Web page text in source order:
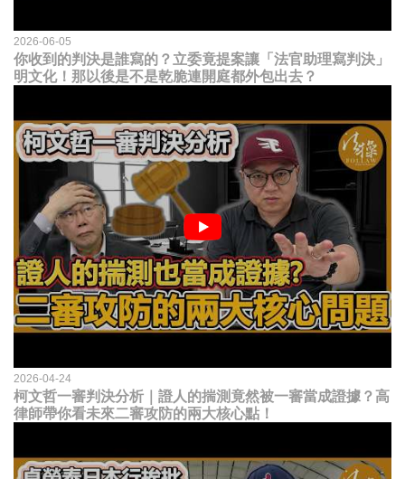
2026-06-05
你收到的判決是誰寫的？立委竟提案讓「法官助理寫判決」
明文化！那以後是不是乾脆連開庭都外包出去？
2026-04-24
柯文哲一審判決分析｜證人的揣測竟然被一審當成證據？高
律師帶你看未來二審攻防的兩大核心點！